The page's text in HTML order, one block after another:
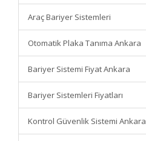
Araç Bariyer Sistemleri
Otomatik Plaka Tanıma Ankara
Bariyer Sistemi Fiyat Ankara
Bariyer Sistemleri Fiyatları
Kontrol Güvenlik Sistemi Ankara